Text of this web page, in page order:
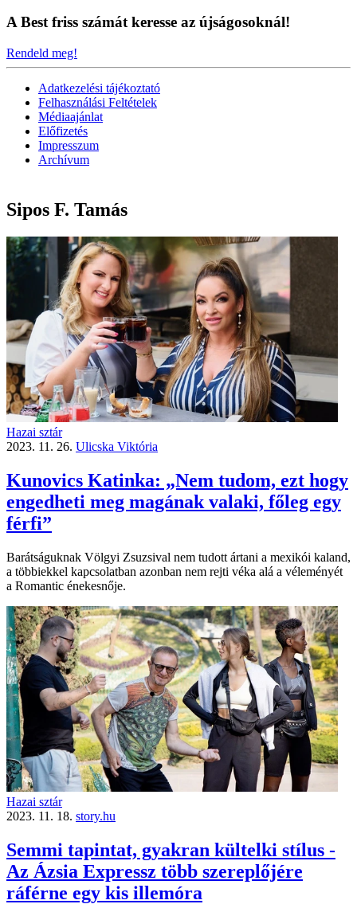
A Best friss számát keresse az újságosoknál!
Rendeld meg!
Adatkezelési tájékoztató
Felhasználási Feltételek
Médiaajánlat
Előfizetés
Impresszum
Archívum
Sipos F. Tamás
Hazai sztár
2023. 11. 26. Ulicska Viktória
Kunovics Katinka: „Nem tudom, ezt hogy
engedheti meg magának valaki, főleg egy
férfi”
Barátságuknak Völgyi Zsuzsival nem tudott ártani a mexikói kaland,
a többiekkel kapcsolatban azonban nem rejti véka alá a véleményét
a Romantic énekesnője.
Hazai sztár
2023. 11. 18. story.hu
Semmi tapintat, gyakran kültelki stílus -
Az Ázsia Expressz több szereplőjére
ráférne egy kis illemóra